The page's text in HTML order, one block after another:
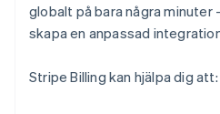
globalt på bara några minuter
skapa en anpassad
Stripe Billing kan hjälpa dig att: